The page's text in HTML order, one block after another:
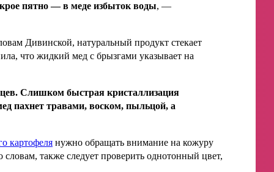
пятно — в меде избыток воды, —
Дивинской, натуральный продукт стекает
что жидкий мед с брызгами указывает на
Слишком быстрая кристаллизация
пахнет травами, воском, пыльцой, а
картофеля нужно обращать внимание на кожуру
также следует проверить однотонный цвет,